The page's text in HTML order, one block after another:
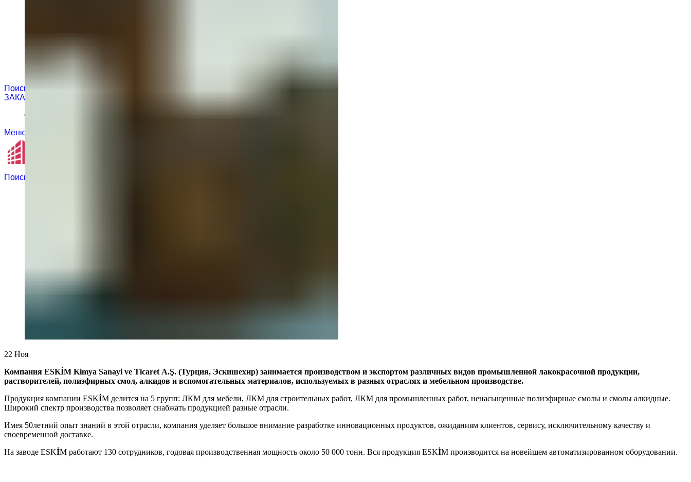
Поиск
ЗАКАЗАТЬ
Отправьте запрос по адресу sales@inkrask.ru
Меню
Поиск
22 Ноя
Компания ESKİM Kimya Sanayi ve Ticaret А.Ş. (Турция, Эскишехир) занимается производством и экспортом различных видов промышленной лакокрасочной продукции,
растворителей, полиэфирных смол, алкидов и вспомогательных материалов, используемых в разных отраслях и мебельном производстве.
Продукция компании ESKİM делится на 5 групп: ЛКМ для мебели, ЛКМ для строительных работ, ЛКМ для промышленных работ, ненасыщенные полиэфирные смолы и смолы алкидные.
Широкий спектр производства позволяет снабжать продукцией разные отрасли.
Имея 50­летний опыт знаний в этой отрасли, компания уделяет большое внимание разработке инновационных продуктов, ожиданиям клиентов, сервису, исключительному качеству и
своевременной доставке.
На заводе ESKİM работают 130 сотрудников, годовая производственная мощность около 50 000 тонн. Вся продукция ESKİM производится на новейшем автоматизированном оборудовании.